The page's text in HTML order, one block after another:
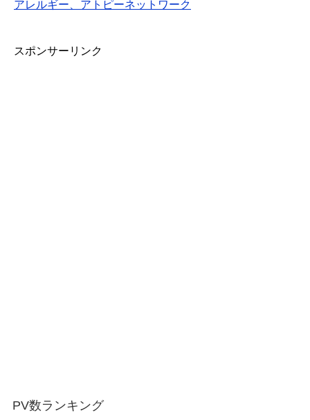
アレルギー、アトピーネットワーク
スポンサーリンク
PV数ランキング